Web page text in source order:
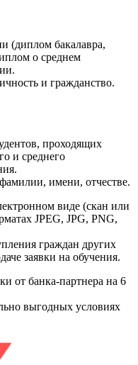
(диплом бакалавра,
о среднем
и гражданство.
проходящих
и среднего
имени, отчестве.
виде (скан или
JPEG, JPG, PNG,
граждан других
заявки на обучения.
от банка-партнера на 6
выгодных условиях